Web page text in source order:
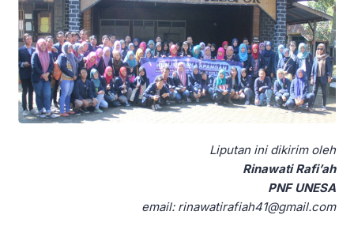
Liputan ini dikirim oleh
Rinawati Rafi’ah
PNF UNESA
email: rinawatirafiah41@gmail.com